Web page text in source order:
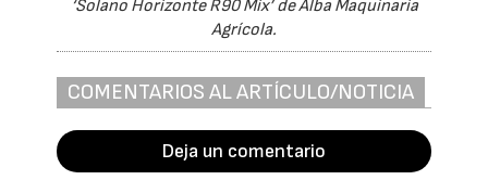
‘Solano Horizonte R90 Mix’ de Alba Maquinaria
Agrícola.
COMENTARIOS AL ARTÍCULO/NOTICIA
Deja un comentario